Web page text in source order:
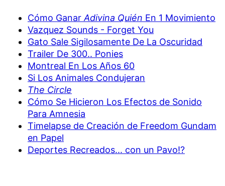
Cómo GanarAdivina Quién En 1 Movimiento
Vazquez Sounds - Forget You
Gato Sale Sigilosamente De La Oscuridad
Trailer De 300.. Ponies
Montreal En Los Años 60
Si Los Animales Condujeran
The Circle
Cómo Se Hicieron Los Efectos de Sonido
Para Amnesia
Timelapse de Creación de Freedom Gundam
en Papel
Deportes Recreados... con un Pavo!?